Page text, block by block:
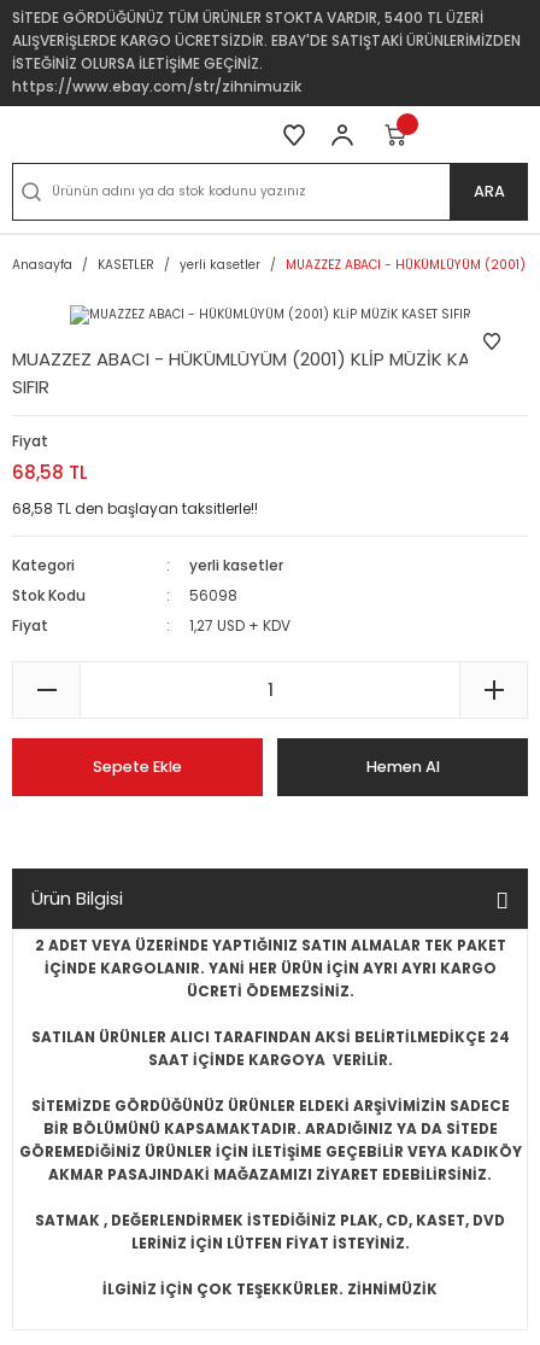
SİTEDE GÖRDÜĞÜNÜZ TÜM ÜRÜNLER STOKTA VARDIR, 5400 TL ÜZERİ
ALIŞVERİŞLERDE KARGO ÜCRETSİZDİR. EBAY'DE SATIŞTAKİ ÜRÜNLERİMİZDEN
İSTEĞİNİZ OLURSA İLETİŞİME GEÇİNİZ.
https://www.ebay.com/str/zihnimuzik
ARA
Anasayfa KASETLER yerli kasetler MUAZZEZ ABACI - HÜKÜMLÜYÜM (2001)
MUAZZEZ ABACI - HÜKÜMLÜYÜM (2001) KLİP MÜZİK KASET
SIFIR
Fiyat
68,58 TL
68,58 TL den başlayan taksitlerle!!
Kategori
yerli kasetler
Stok Kodu
56098
Fiyat
1,27 USD + KDV
Sepete Ekle Hemen Al
Ürün Bilgisi
2 ADET VEYA ÜZERİNDE YAPTIĞINIZ SATIN ALMALAR TEK PAKET
İÇİNDE KARGOLANIR. YANİ HER ÜRÜN İÇİN AYRI AYRI KARGO
ÜCRETİ ÖDEMEZSİNİZ.
SATILAN ÜRÜNLER ALICI TARAFINDAN AKSİ BELİRTİLMEDİKÇE 24
SAAT İÇİNDE KARGOYA VERİLİR.
SİTEMİZDE GÖRDÜĞÜNÜZ ÜRÜNLER ELDEKİ ARŞİVİMİZİN SADECE
BİR BÖLÜMÜNÜ KAPSAMAKTADIR. ARADIĞINIZ YA DA SİTEDE
GÖREMEDİĞİNİZ ÜRÜNLER İÇİN İLETİŞİME GEÇEBİLİR VEYA KADIKÖY
AKMAR PASAJINDAKİ MAĞAZAMIZI ZİYARET EDEBİLİRSİNİZ.
SATMAK , DEĞERLENDİRMEK İSTEDİĞİNİZ PLAK, CD, KASET, DVD
LERİNİZ İÇİN LÜTFEN FİYAT İSTEYİNİZ.
İLGİNİZ İÇİN ÇOK TEŞEKKÜRLER. ZİHNİMÜZİK